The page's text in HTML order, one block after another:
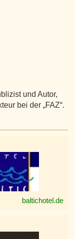
und Autor,
bei der „FAZ“.
baltichotel.de